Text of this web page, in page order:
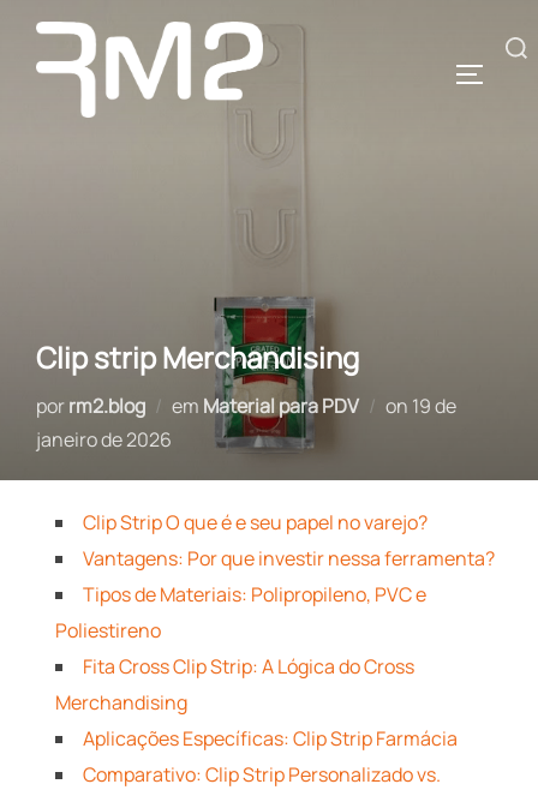
Pular
conteúdo
Pesquisar
Clip strip Merchandising
porrm2.blog em Material para PDV on Postado
19 de
janeiro de 2026
Clip Strip O que é e seu papel no varejo?
Vantagens: Por que investir nessa ferramenta?
Tipos de Materiais: Polipropileno, PVC e
Poliestireno
Fita Cross Clip Strip: A Lógica do Cross
Merchandising
Aplicações Específicas: Clip Strip Farmácia
Comparativo: Clip Strip Personalizado vs.